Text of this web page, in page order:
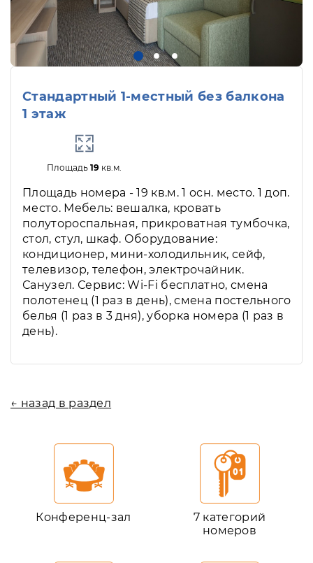
Стандартный 1-местный без балкона
1 этаж
Площадь19 кв.м.
Площадь номера - 19 кв.м. 1 осн. место. 1 доп.
место. Мебель: вешалка, кровать
полутороспальная, прикроватная тумбочка,
стол, стул, шкаф. Оборудование:
кондиционер, мини-холодильник, сейф,
телевизор, телефон, электрочайник.
Санузел. Сервис: Wi-Fi бесплатно, смена
полотенец (1 раз в день), смена постельного
белья (1 раз в 3 дня), уборка номера (1 раз в
день).
← назад в раздел
Конференц-зал
7 категорий
номеров